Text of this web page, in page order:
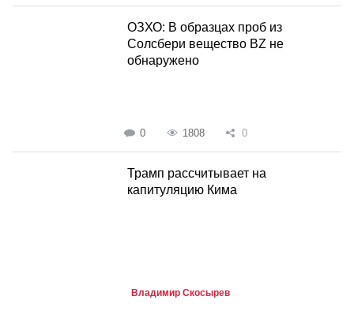
ОЗХО: В образцах проб из
Солсбери вещество BZ не
обнаружено
0 1808 0
Трамп рассчитывает на
капитуляцию Кима
Владимир Скосырев